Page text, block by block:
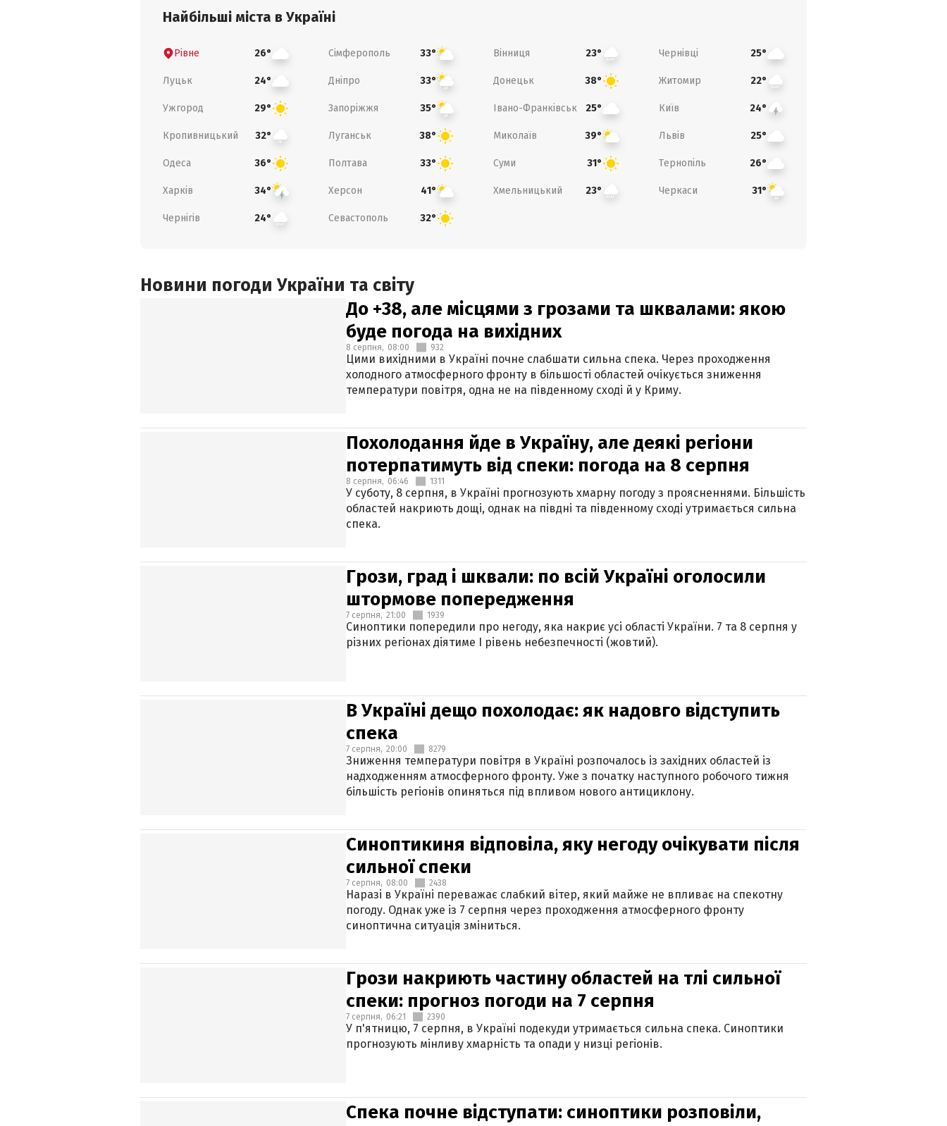
Найбільші міста в Україні
Рівне 26° Сімферополь 33° Вінниця 23° Чернівці 25°
Луцьк 24° Дніпро 33° Донецьк 38° Житомир 22°
Ужгород 29° Запоріжжя 35° Івано-Франківськ 25° Київ 24°
Кропивницький 32° Луганськ 38° Миколаїв 39° Львів 25°
Одеса 36° Полтава 33° Суми 31° Тернопіль 26°
Харків 34° Херсон 41° Хмельницький 23° Черкаси 31°
Чернігів 24° Севастополь 32°
Новини погоди України та світу
До +38, але місцями з грозами та шквалами: якою
буде погода на вихідних
8 серпня, 08:00 932
Цими вихідними в Україні почне слабшати сильна спека. Через проходження
холодного атмосферного фронту в більшості областей очікується зниження
температури повітря, одна не на південному сході й у Криму.
Похолодання йде в Україну, але деякі регіони
потерпатимуть від спеки: погода на 8 серпня
8 серпня, 06:46 1311
У суботу, 8 серпня, в Україні прогнозують хмарну погоду з проясненнями. Більшість
областей накриють дощі, однак на півдні та південному сході утримається сильна
спека.
Грози, град і шквали: по всій Україні оголосили
штормове попередження
7 серпня, 21:00 1939
Синоптики попередили про негоду, яка накриє усі області України. 7 та 8 серпня у
різних регіонах діятиме І рівень небезпечності (жовтий).
В Україні дещо похолодає: як надовго відступить
спека
7 серпня, 20:00 8279
Зниження температури повітря в Україні розпочалось із західних областей із
надходженням атмосферного фронту. Уже з початку наступного робочого тижня
більшість регіонів опиняться під впливом нового антициклону.
Синоптикиня відповіла, яку негоду очікувати після
сильної спеки
7 серпня, 08:00 2438
Наразі в Україні переважає слабкий вітер, який майже не впливає на спекотну
погоду. Однак уже із 7 серпня через проходження атмосферного фронту
синоптична ситуація зміниться.
Грози накриють частину областей на тлі сильної
спеки: прогноз погоди на 7 серпня
7 серпня, 06:21 2390
У п'ятницю, 7 серпня, в Україні подекуди утримається сильна спека. Синоптики
прогнозують мінливу хмарність та опади у низці регіонів.
Спека почне відступати: синоптики розповіли,